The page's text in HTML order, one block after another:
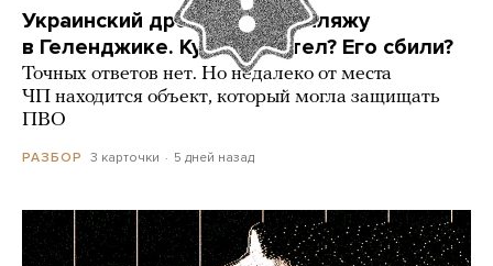
Украинский дрон попал по пляжу
в Геленджике. Куда он летел? Его сбили?
Точных ответов нет. Но недалеко от места
ЧП находится объект, который могла защищать
ПВО
РАЗБОР 3 карточки 5 дней назад